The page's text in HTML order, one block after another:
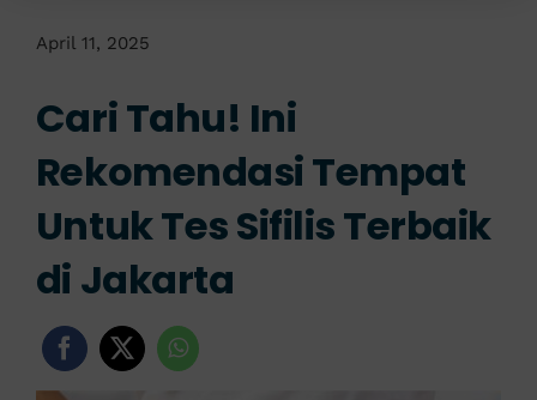
Layanan Kami
Info Klinik
April 11, 2025
Cari Tahu! Ini
Rekomendasi Tempat
Untuk Tes Sifilis Terbaik
di Jakarta